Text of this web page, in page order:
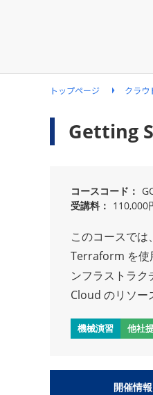
トップページ クラウ
Getting
コースコード
受講料
110,000
このコースで
Terraform を使
ンフラストラ
Cloud のリソー
機械演習 他社
開催情報